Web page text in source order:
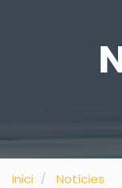
Inici Notícies